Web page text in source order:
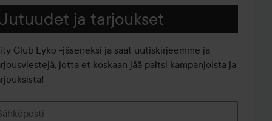
ja tarjoukset
Club Lyko -jäseneksi ja saat uutiskirjeemme ja
jotta et koskaan jää paitsi kampanjoista ja